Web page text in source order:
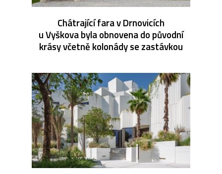
Chátrající fara v Drnovicích
u Vyškova byla obnovena do původní
krásy včetně kolonády se zastávkou